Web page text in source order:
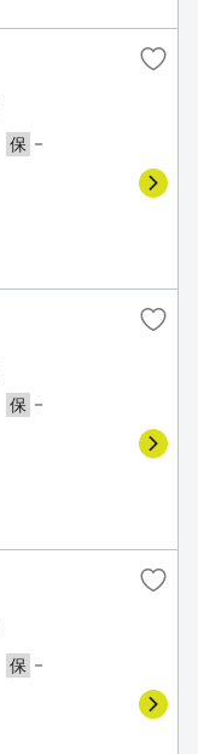
保 －
保 －
保 －